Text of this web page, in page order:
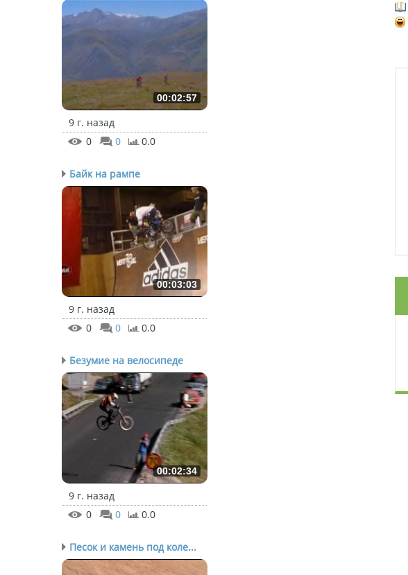
00:02:57
9 г. назад
0
0 0.0
Байк на рампе
00:03:03
9 г. назад
0
0 0.0
Безумие на велосипеде
00:02:34
9 г. назад
0
0 0.0
Песок и камень под коле...